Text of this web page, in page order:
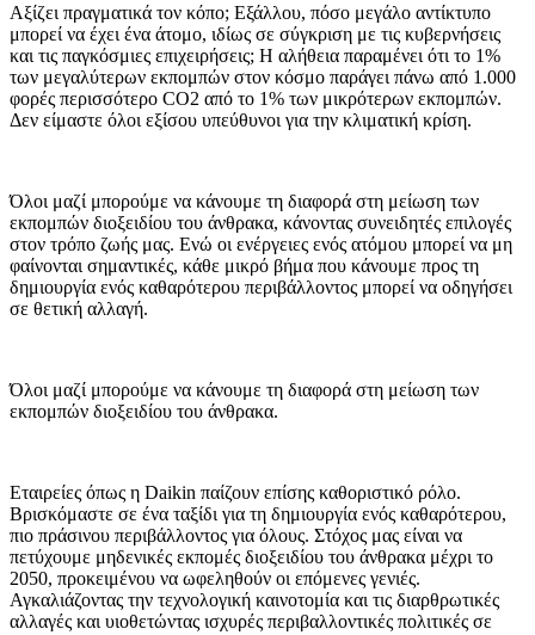
Αξίζει πραγματικά τον κόπο; Εξάλλου, πόσο μεγάλο αντίκτυπο
μπορεί να έχει ένα άτομο, ιδίως σε σύγκριση με τις κυβερνήσεις
και τις παγκόσμιες επιχειρήσεις; Η αλήθεια παραμένει ότι το 1%
των μεγαλύτερων εκπομπών στον κόσμο παράγει πάνω από 1.000
φορές περισσότερο CO2 από το 1% των μικρότερων εκπομπών.
Δεν είμαστε όλοι εξίσου υπεύθυνοι για την κλιματική κρίση.
Όλοι μαζί μπορούμε να κάνουμε τη διαφορά στη μείωση των
εκπομπών διοξειδίου του άνθρακα, κάνοντας συνειδητές επιλογές
στον τρόπο ζωής μας. Ενώ οι ενέργειες ενός ατόμου μπορεί να μη
φαίνονται σημαντικές, κάθε μικρό βήμα που κάνουμε προς τη
δημιουργία ενός καθαρότερου περιβάλλοντος μπορεί να οδηγήσει
σε θετική αλλαγή.
Όλοι μαζί μπορούμε να κάνουμε τη διαφορά στη μείωση των
εκπομπών διοξειδίου του άνθρακα.
Εταιρείες όπως η Daikin παίζουν επίσης καθοριστικό ρόλο.
Βρισκόμαστε σε ένα ταξίδι για τη δημιουργία ενός καθαρότερου,
πιο πράσινου περιβάλλοντος για όλους. Στόχος μας είναι να
πετύχουμε μηδενικές εκπομές διοξειδίου του άνθρακα μέχρι το
2050, προκειμένου να ωφεληθούν οι επόμενες γενιές.
Αγκαλιάζοντας την τεχνολογική καινοτομία και τις διαρθρωτικές
αλλαγές και υιοθετώντας ισχυρές περιβαλλοντικές πολιτικές σε